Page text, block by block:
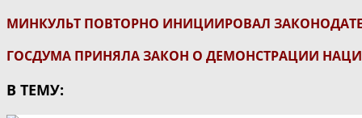
МИНКУЛЬТ ПОВТОРНО ИНИЦИИРОВАЛ
ГОСДУМА ПРИНЯЛА ЗАКОН О ДЕМОНСТРАЦИИ
В ТЕМУ: